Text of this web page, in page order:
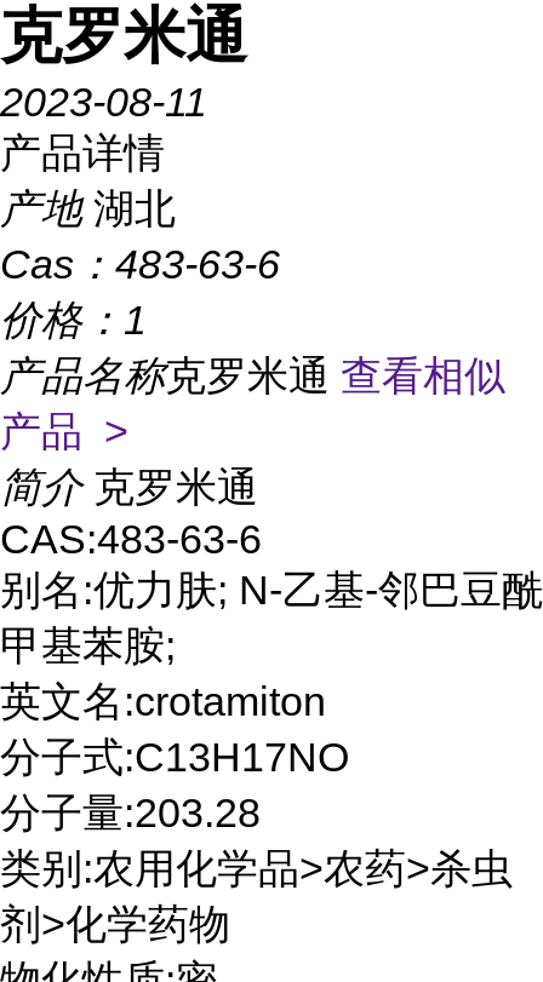
克罗米通
2023-08-11
产品详情
产地 湖北
Cas： 483-63-6
价格： 1
产品名称克罗米通 查看相似
产品 >
简介 克罗米通
CAS:483-63-6
别名:优力肤; N-乙基-邻巴豆酰
甲基苯胺;
英文名:crotamiton
分子式:C13H17NO
分子量:203.28
类别:农用化学品>农药>杀虫
剂>化学药物